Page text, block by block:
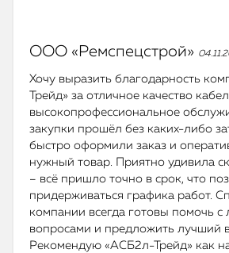
ООО «Ремспецстрой»
Хочу выразить благодарность
Трейд» за отличное качество
высокопрофессиональное
закупки прошёл без каких-либо
быстро оформили заказ и
нужный товар. Приятно удивила
– всё пришло точно в срок, что
придерживаться графика работ.
компании всегда готовы помочь
вопросами и предложить лучший
Рекомендую «АСБ2л-Трейд» как